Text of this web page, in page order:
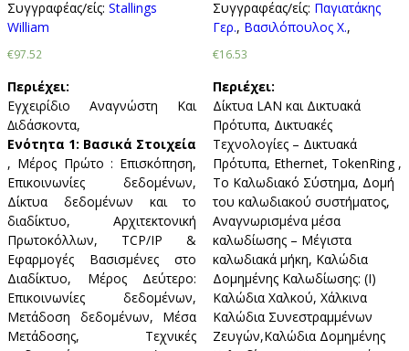
Συγγραφέας/είς: Stallings
William
€97.52
Περιέχει:
Εγχειρίδιο Αναγνώστη Και
∆ιδάσκοντα,
Ενότητα 1: Βασικά Στοιχεία
, Μέρος Πρώτο : Επισκόπηση,
Επικοινωνίες δεδομένων,
Δίκτυα δεδομένων και το
διαδίκτυο, Αρχιτεκτονική
Πρωτοκόλλων, TCP/IP &
Εφαρμογές Βασισμένες στο
Διαδίκτυο, Μέρος Δεύτερο:
Επικοινωνίες δεδομένων,
Μετάδοση δεδομένων, Μέσα
Μετάδοσης, Τεχνικές
Συγγραφέας/είς: Παγιατάκης
Γερ., Βασιλόπουλος Χ.,
€16.53
Περιέχει:
Δίκτυα LAN και Δικτυακά
Πρότυπα, Δικτυακές
Τεχνολογίες – Δικτυακά
Πρότυπα, Ethernet, TokenRing ,
Το Καλωδιακό Σύστημα, Δομή
του καλωδιακού συστήματος,
Αναγνωρισμένα μέσα
καλωδίωσης – Μέγιστα
καλωδιακά μήκη, Καλώδια
Δομημένης Καλωδίωσης: (I)
Καλώδια Χαλκού, Χάλκινα
Καλώδια Συνεστραμμένων
Ζευγών,Καλώδια Δομημένης